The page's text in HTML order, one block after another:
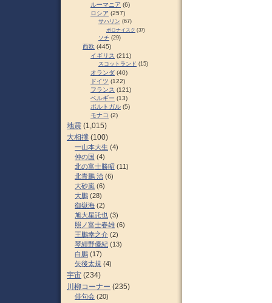
ルーマニア (6)
ロシア (257)
サハリン (67)
ポロナイスク (37)
ソチ (29)
西欧 (445)
イギリス (211)
スコットランド (15)
オランダ (40)
ドイツ (122)
フランス (121)
ベルギー (13)
ポルトガル (5)
モナコ (2)
地震 (1,015)
大相撲 (100)
一山本大生 (4)
仲の国 (4)
北の富士勝昭 (11)
北青鵬 治 (6)
大砂嵐 (6)
大鵬 (28)
御嶽海 (2)
旭大星託也 (3)
照ノ富士春雄 (6)
王鵬幸之介 (2)
琴紺野優紀 (13)
白鵬 (17)
矢後太規 (4)
宇宙 (234)
川柳コーナー (235)
俳句会 (20)